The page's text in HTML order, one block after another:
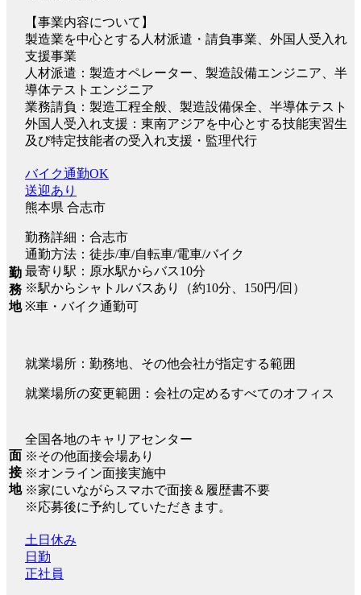
【事業内容について】
製造業を中心とする人材派遣・請負事業、外国人受入れ
支援事業
人材派遣：製造オペレーター、製造設備エンジニア、半
導体テストエンジニア
業務請負：製造工程全般、製造設備保全、半導体テスト
外国人受入れ支援：東南アジアを中心とする技能実習生
及び特定技能者の受入れ支援・監理代行
勤
務
地
バイク通勤OK
送迎あり
熊本県 合志市
勤務詳細：合志市
通勤方法：徒歩/車/自転車/電車/バイク
最寄り駅：原水駅からバス10分
※駅からシャトルバスあり（約10分、150円/回）
※車・バイク通勤可
就業場所：勤務地、その他会社が指定する範囲
就業場所の変更範囲：会社の定めるすべてのオフィス
面
接
地
全国各地のキャリアセンター
※その他面接会場あり
※オンライン面接実施中
※家にいながらスマホで面接＆履歴書不要
※応募後に予約していただきます。
土日休み
日勤
正社員